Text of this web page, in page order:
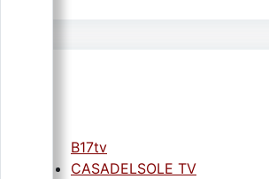
B17tv
CASADELSOLE TV